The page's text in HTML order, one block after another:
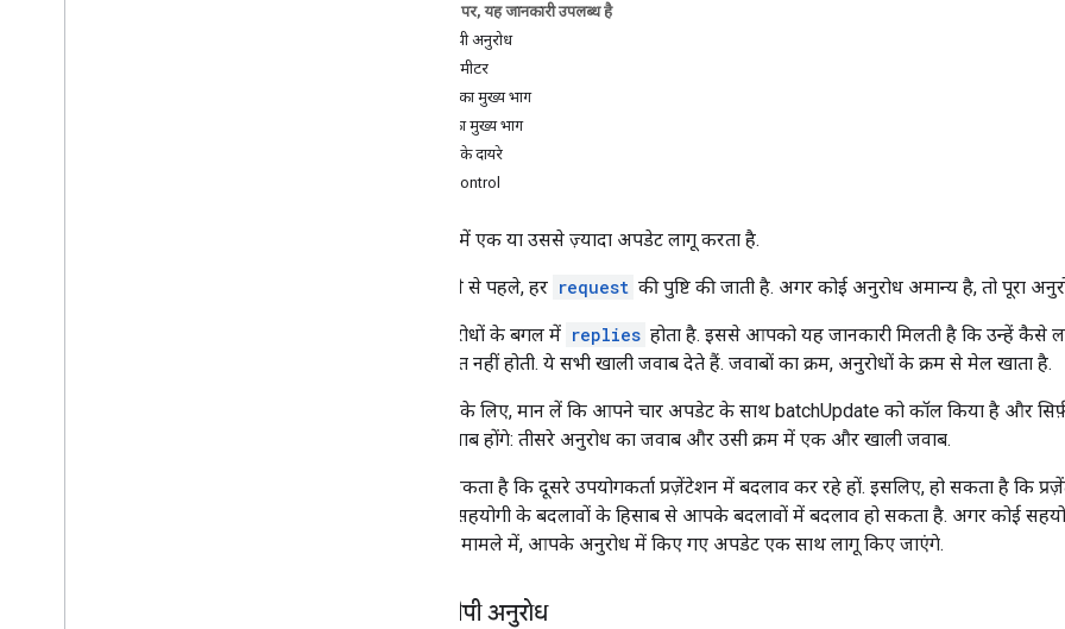
इस पेज पर, यह जानकारी उपलब्ध है
एचटीटीपी अनुरोध
पाथ पैरामीटर
अनुरोध का मुख्य भाग
जवाब का मुख्य भाग
अनुमति के दायरे
WriteControl
प्रज़ेंटेशन में एक या उससे ज़्यादा अपडेट लागू करता है.
लागू करने से पहले, हर request की पुष्टि की जाती है. अगर कोई अनुरोध अमान्य है, तो पूरा
कुछ अनुरोधों के बगल में replies होता है. इससे आपको यह जानकारी मिलती है कि उन्हें कैसे
की ज़रूरत नहीं होती. ये सभी खाली जवाब देते हैं. जवाबों का क्रम, अनुरोधों के क्रम से मेल खाता है.
उदाहरण के लिए, मान लें कि आपने चार अपडेट के साथ batchUpdate को कॉल किया है और
खाली जवाब होंगे: तीसरे अनुरोध का जवाब और उसी क्रम में एक और खाली जवाब.
ऐसा हो सकता है कि दूसरे उपयोगकर्ता प्रज़ेंटेशन में बदलाव कर रहे हों. इसलिए, हो सकता है कि
साथ ही, सहयोगी के बदलावों के हिसाब से आपके बदलावों में बदलाव हो सकता है. अगर कोई
किसी भी मामले में, आपके अनुरोध में किए गए अपडेट एक साथ लागू किए जाएंगे.
एचटीटीपी अनुरोध